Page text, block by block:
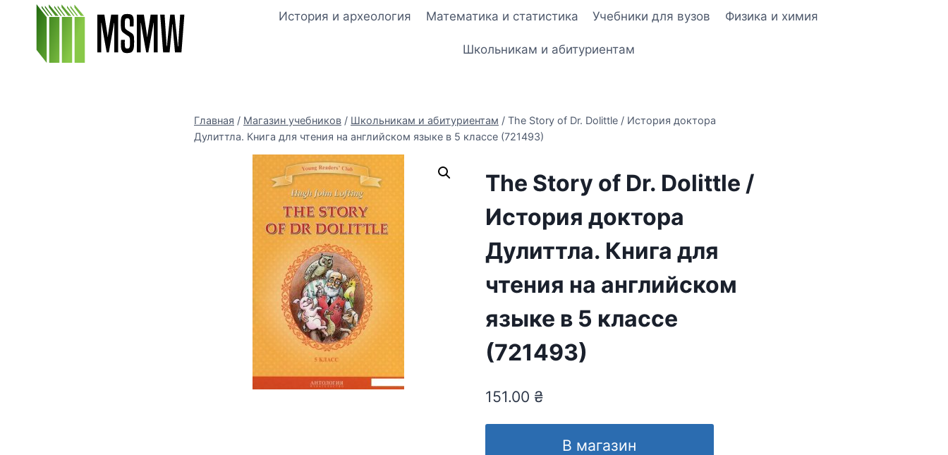
Перейти
содержимому
История и археология Математика и статистика Учебники для вузов Физика и химия
Школьникам и абитуриентам
Главная / Магазин учебников / Школьникам и абитуриентам / The Story of Dr. Dolittle / История доктора
Дулиттла. Книга для чтения на английском языке в 5 классе (721493)
The Story of Dr. Dolittle /
История доктора
Дулиттла. Книга для
чтения на английском
языке в 5 классе
(721493)
151.00 ₴
В магазин